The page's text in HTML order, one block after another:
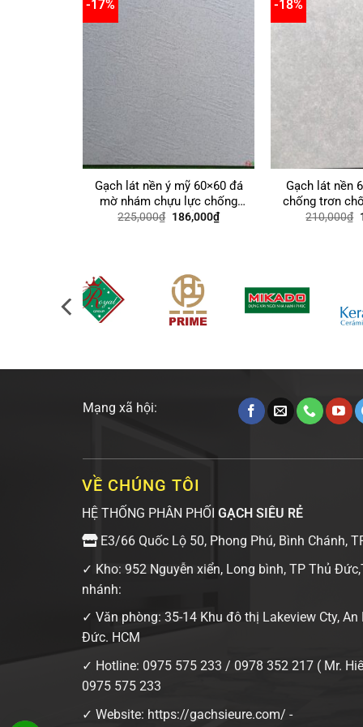
-17%
Gạch lát nền ý mỹ 60×60 đá
mờ nhám chựu lực chống
trơn giá rẻ
225,000₫ Giá
186,000₫Giá
hiện
-18%
Gạch lát nền
chống trơn
giá
210,000₫
Mạng xã hội:
VỀ CHÚNG TÔI
HỆ THỐNG PHÂN PHỐI GẠCH SIÊU RẺ
E3/66 Quốc Lộ 50, Phong Phú, Bình Chánh,
✓ Kho: 952 Nguyễn xiển, Long bình, TP Thủ
nhánh:
✓ Văn phòng: 35-14 Khu đô thị Lakeview Cty, An
Đức. HCM
✓ Hotline: 0975 575 233 / 0978 352 217( Mr.
0975 575 233
✓ Website: https://gachsieure.com/ -